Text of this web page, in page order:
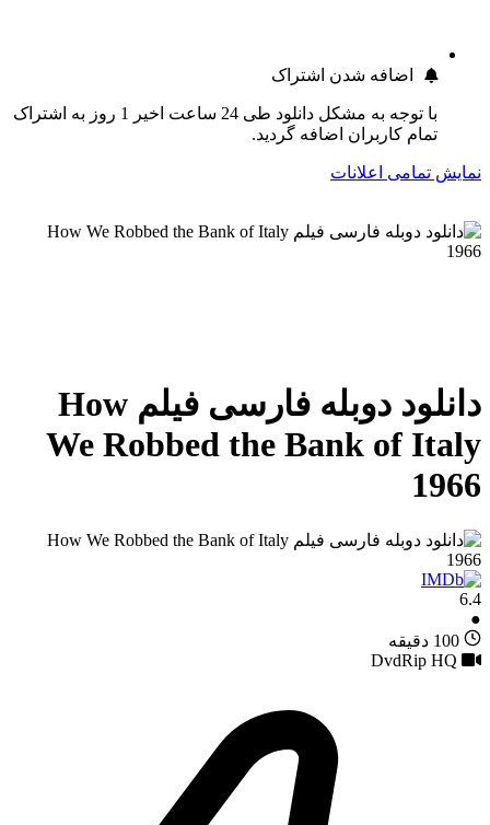
اضافه شدن اشتراک
با توجه به مشکل دانلود طی 24 ساعت اخیر 1 روز به اشتراک
تمام کاربران اضافه گردید.
نمایش تمامی اعلانات
دانلود دوبله فارسی فیلم How
We Robbed the Bank of Italy
1966
6.4
●
100 دقیقه